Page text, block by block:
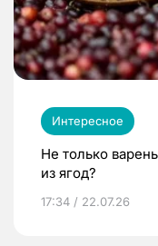
Интересное
Не только
из ягод?
17:34 / 22.07.26